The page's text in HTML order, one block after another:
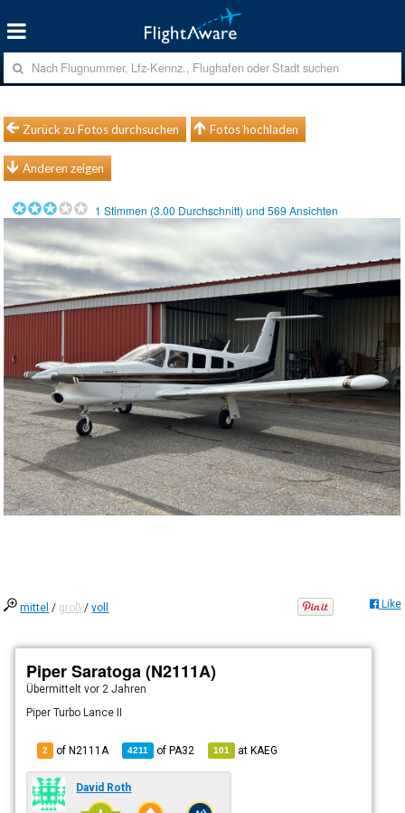
Zurück zu Fotos durchsuchen Fotos hochladen
Anderen zeigen
1 Stimmen (3.00 Durchschnitt) und569 Ansichten
mittel / groß /voll Like
Piper Saratoga (N2111A)
Übermitteltvor 2 Jahren
Piper Turbo Lance II
2 of N2111A 4211 ofPA32 101 atKAEG
David Roth